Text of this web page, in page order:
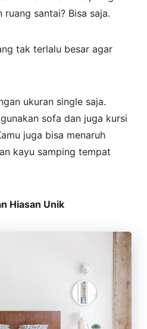
santai? Bisa saja.
tak terlalu besar agar
ukuran single saja.
sofa dan juga kursi
juga bisa menaruh
kayu samping tempat
Hiasan Unik